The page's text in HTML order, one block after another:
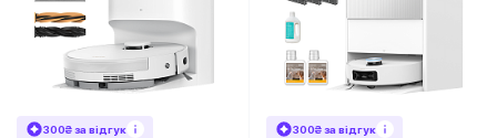
300₴ за відгук 300₴ за відгук